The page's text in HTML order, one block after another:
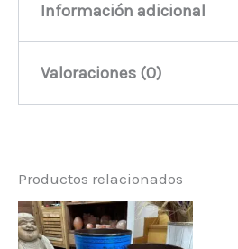
Información adicional
Peso
Valoraciones (0)
Sé el primero en
Rey de Madera
Productos relacionados